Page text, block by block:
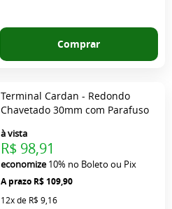
Comprar
Terminal Cardan - Redondo
Chavetado 30mm com Parafuso
R$ 109,90
à vista
R$ 98,91
economize10% no Boleto ou Pix
12xde R$ 9,16